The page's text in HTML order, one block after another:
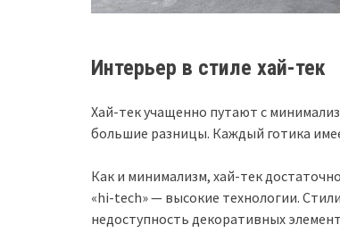
Интерьер в стиле хай-тек
Хай-тек учащенно путают с
большие разницы. Каждый готика
Как и минимализм, хай-тек
«hi-tech» — высокие технологии.
недоступность декоративных